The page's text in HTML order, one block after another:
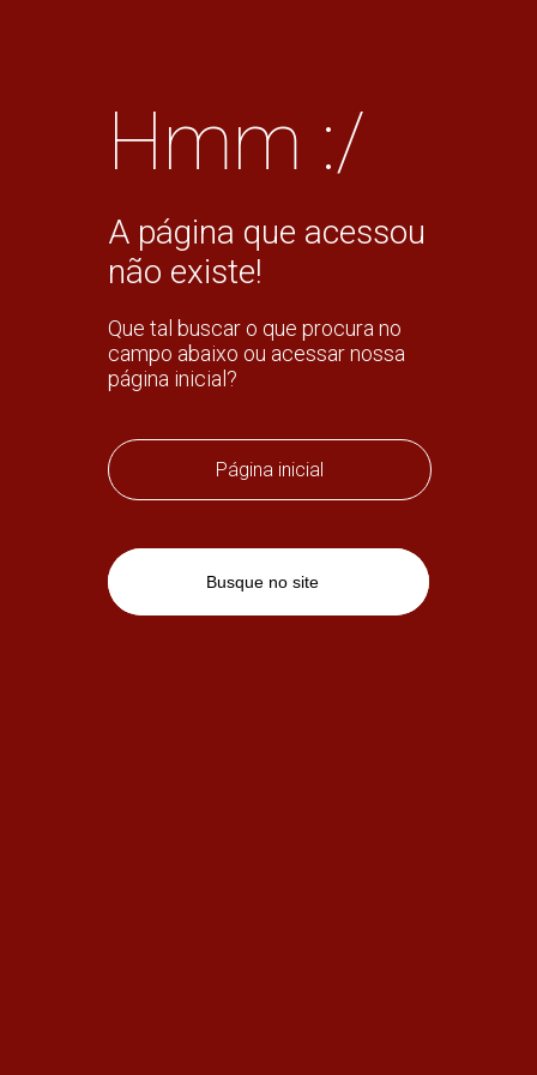
Hmm :/
A página que acessou
não existe!
Que tal buscar o que procura no
campo abaixo ou acessar nossa
página inicial?
Página inicial